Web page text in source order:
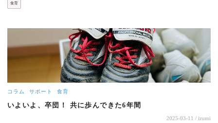
食育
コラム サポート 食育
いよいよ、卒団！ 共に歩んできた6年間
2025-03-11 / izumi